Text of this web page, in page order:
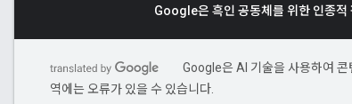
Google은 흑인 공동체를 위한 인종적
Google은 AI 기술을 사용하여
역에는 오류가 있을 수 있습니다.